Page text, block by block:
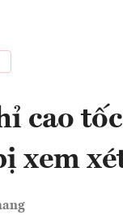
cao
xem